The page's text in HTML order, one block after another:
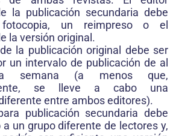
la publicación secundaria debe
un reimpreso o el
la versión original.
la publicación original debe ser
un intervalo de publicación de al
semana (a menos que,
se lleve a cabo una
entre ambos editores).
publicación secundaria debe
un grupo diferente de lectores y,